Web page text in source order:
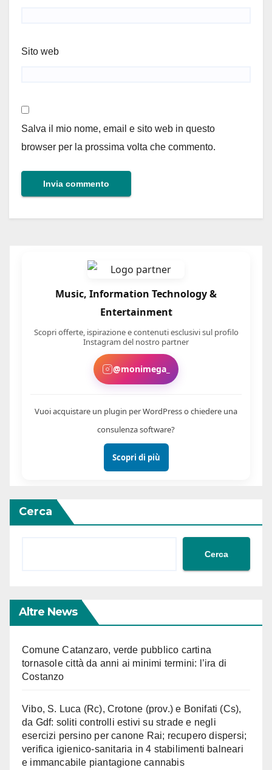
Sito web
Salva il mio nome, email e sito web in questo
browser per la prossima volta che commento.
Cerca
Cerca
Altre News
Comune Catanzaro, verde pubblico cartina
tornasole città da anni ai minimi termini: l’ira di
Costanzo
Vibo, S. Luca (Rc), Crotone (prov.) e Bonifati (Cs),
da Gdf: soliti controlli estivi su strade e negli
esercizi persino per canone Rai; recupero dispersi;
verifica igienico-sanitaria in 4 stabilimenti balneari
e immancabile piantagione cannabis
Music, Information Technology &
Entertainment
Scopri offerte, ispirazione e contenuti esclusivi sul profilo
Instagram del nostro partner
@monimega_
Vuoi acquistare un plugin per WordPress o chiedere una
consulenza software?
Scopri di più